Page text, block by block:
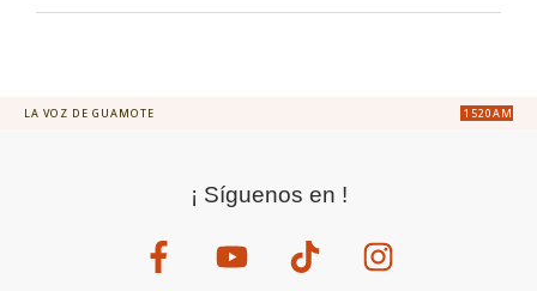
LA VOZ DE GUAMOTE 1520AM
¡ Síguenos en !